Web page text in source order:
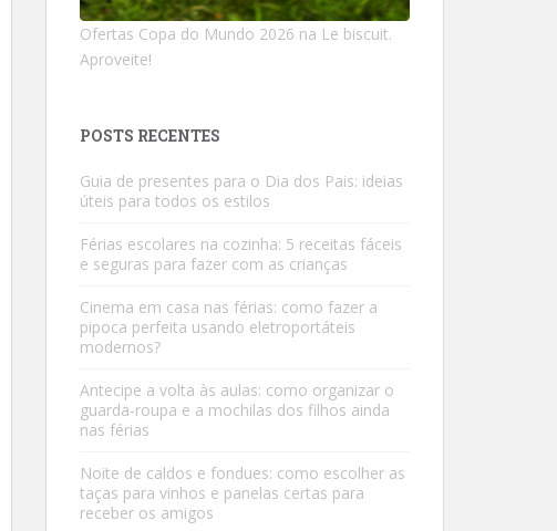
Ofertas Copa do Mundo 2026 na Le biscuit.
Aproveite!
POSTS RECENTES
Guia de presentes para o Dia dos Pais: ideias
úteis para todos os estilos
Férias escolares na cozinha: 5 receitas fáceis
e seguras para fazer com as crianças
Cinema em casa nas férias: como fazer a
pipoca perfeita usando eletroportáteis
modernos?
Antecipe a volta às aulas: como organizar o
guarda-roupa e a mochilas dos filhos ainda
nas férias
Noite de caldos e fondues: como escolher as
taças para vinhos e panelas certas para
receber os amigos